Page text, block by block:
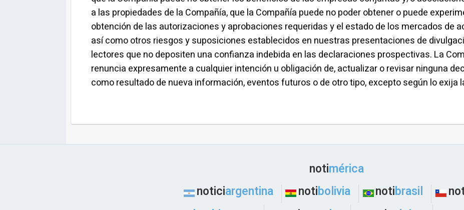
a las propiedades de la Compañía, que la Compañía puede no poder obtener o puede
obtención de las autorizaciones y aprobaciones requeridas y el estado de los mercados de
así como otros riesgos y suposiciones establecidos en nuestras presentaciones de
lectores que no depositen una confianza indebida en las declaraciones prospectivas. La
renuncia expresamente a cualquier intención u obligación de, actualizar o revisar ninguna
como resultado de nueva información, eventos futuros o de otro tipo, excepto según lo exija
notimérica
noticiargentina notibolivia notibrasil